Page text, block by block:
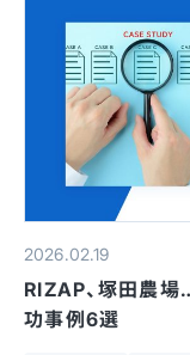
2026.02.19
RIZAP、塚田農
功事例6選